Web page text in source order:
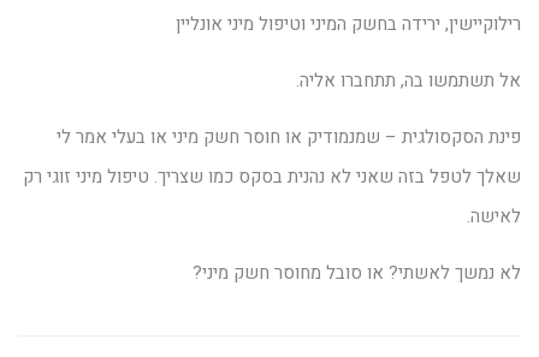
רילוקיישין, ירידה בחשק המיני וטיפול מיני אונליין
אל תשתמשו בה, תתחברו אליה.
פינת הסקסולגית – שמנמודיק או חוסר חשק מיני או בעלי אמר לי
שאלך לטפל בזה שאני לא נהנית בסקס כמו שצריך. טיפול מיני זוגי רק
לאישה.
לא נמשך לאשתי? או סובל מחוסר חשק מיני?